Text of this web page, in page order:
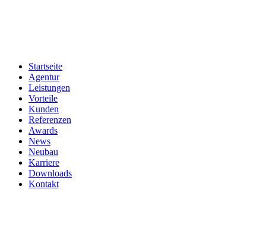
Startseite
Agentur
Leistungen
Vorteile
Kunden
Referenzen
Awards
News
Neubau
Karriere
Downloads
Kontakt